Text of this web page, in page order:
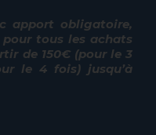
apport obligatoire,
tous les achats
de 150€ (pour le 3
le 4 fois) jusqu’à